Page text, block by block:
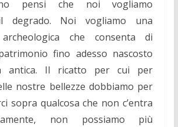
pensi che noi vogliamo
degrado. Noi vogliamo una
archeologica che consenta di
fino adesso nascosto
antica. Il ricatto per cui per
nostre bellezze dobbiamo per
sopra qualcosa che non c’entra
non possiamo più